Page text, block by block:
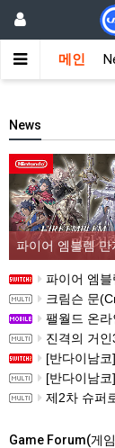
메인
News
파이어 엠블렘 만자
크림슨 문
팰월드 온라인
진격의 거
[반다이남코] 닌텐도
[반다이남코] 슈퍼
제2차 슈퍼로봇대전Z
Game Forum(게